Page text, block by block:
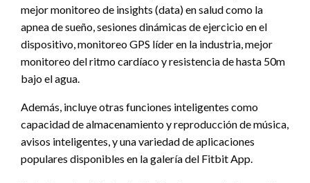
mejor monitoreo de insights (data) en salud como la
apnea de sueño, sesiones dinámicas de ejercicio en el
dispositivo, monitoreo GPS líder en la industria, mejor
monitoreo del ritmo cardíaco y resistencia de hasta 50m
bajo el agua.
Además, incluye otras funciones inteligentes como
capacidad de almacenamiento y reproducción de música,
avisos inteligentes, y una variedad de aplicaciones
populares disponibles en la galería del Fitbit App.